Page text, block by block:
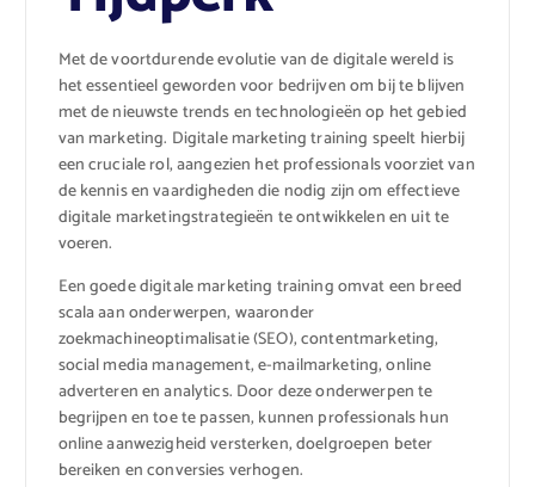
Met de voortdurende evolutie van de digitale wereld is
het essentieel geworden voor bedrijven om bij te blijven
met de nieuwste trends en technologieën op het gebied
van marketing. Digitale marketing training speelt hierbij
een cruciale rol, aangezien het professionals voorziet van
de kennis en vaardigheden die nodig zijn om effectieve
digitale marketingstrategieën te ontwikkelen en uit te
voeren.
Een goede digitale marketing training omvat een breed
scala aan onderwerpen, waaronder
zoekmachineoptimalisatie (SEO), contentmarketing,
social media management, e-mailmarketing, online
adverteren en analytics. Door deze onderwerpen te
begrijpen en toe te passen, kunnen professionals hun
online aanwezigheid versterken, doelgroepen beter
bereiken en conversies verhogen.